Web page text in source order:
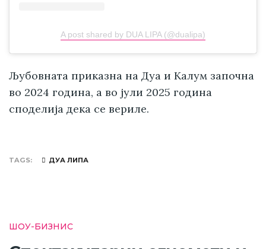
A post shared by DUA LIPA (@dualipa)
Љубовната приказна на Дуа и Калум започна
во 2024 година, а во јули 2025 година
споделија дека се вериле.
TAGS ДУА ЛИПА
ШОУ-БИЗНИС